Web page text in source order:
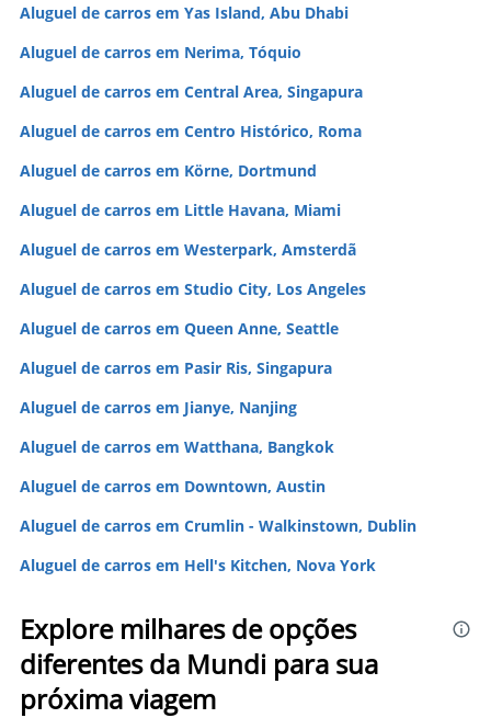
Aluguel de carros em Yas Island, Abu Dhabi
Aluguel de carros em Nerima, Tóquio
Aluguel de carros em Central Area, Singapura
Aluguel de carros em Centro Histórico, Roma
Aluguel de carros em Körne, Dortmund
Aluguel de carros em Little Havana, Miami
Aluguel de carros em Westerpark, Amsterdã
Aluguel de carros em Studio City, Los Angeles
Aluguel de carros em Queen Anne, Seattle
Aluguel de carros em Pasir Ris, Singapura
Aluguel de carros em Jianye, Nanjing
Aluguel de carros em Watthana, Bangkok
Aluguel de carros em Downtown, Austin
Aluguel de carros em Crumlin - Walkinstown, Dublin
Aluguel de carros em Hell's Kitchen, Nova York
Explore milhares de opções
diferentes da Mundi para sua
próxima viagem